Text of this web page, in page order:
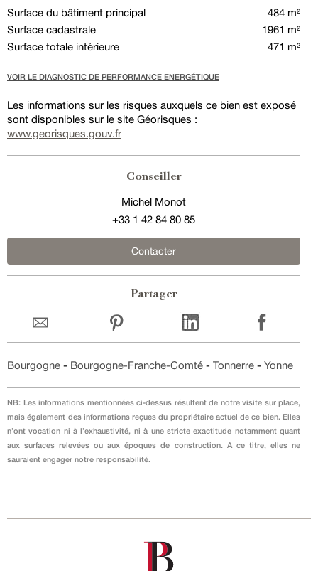
Surface du bâtiment principal
484 m²
Surface cadastrale
1961 m²
Surface totale intérieure
471 m²
VOIR LE DIAGNOSTIC DE PERFORMANCE ENERGÉTIQUE
Les informations sur les risques auxquels ce bien est exposé
sont disponibles sur le site Géorisques :
www.georisques.gouv.fr
Conseiller
Michel Monot
+33 1 42 84 80 85
Contacter
Partager
Bourgogne - Bourgogne-Franche-Comté - Tonnerre - Yonne
NB: Les informations mentionnées ci-dessus résultent de notre visite sur place,
mais également des informations reçues du propriétaire actuel de ce bien. Elles
n’ont vocation ni à l’exhaustivité, ni à une stricte exactitude notamment quant
aux surfaces relevées ou aux époques de construction. A ce titre, elles ne
sauraient engager notre responsabilité.